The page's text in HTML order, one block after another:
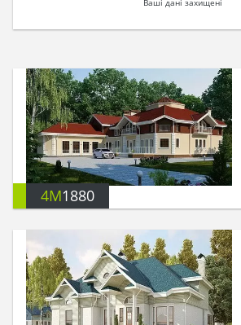
Ваші дані захищені
4M1880